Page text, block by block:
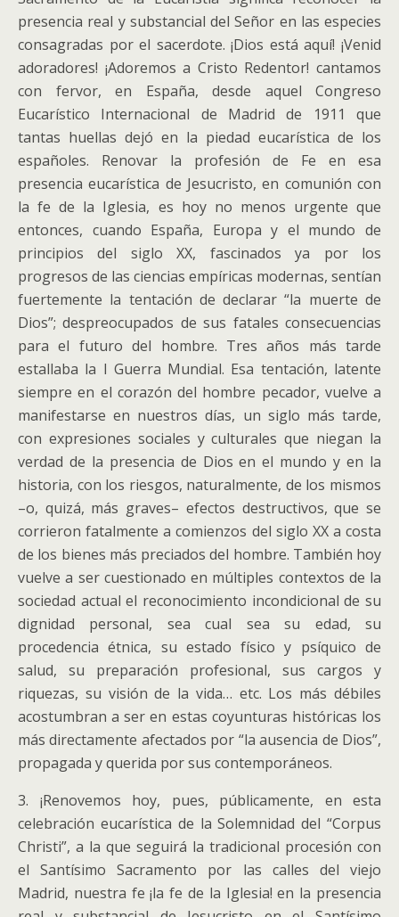
presencia real y substancial del Señor en las especies
consagradas por el sacerdote. ¡Dios está aquí! ¡Venid
adoradores! ¡Adoremos a Cristo Redentor! cantamos
con fervor, en España, desde aquel Congreso
Eucarístico Internacional de Madrid de 1911 que
tantas huellas dejó en la piedad eucarística de los
españoles. Renovar la profesión de Fe en esa
presencia eucarística de Jesucristo, en comunión con
la fe de la Iglesia, es hoy no menos urgente que
entonces, cuando España, Europa y el mundo de
principios del siglo XX, fascinados ya por los
progresos de las ciencias empíricas modernas, sentían
fuertemente la tentación de declarar “la muerte de
Dios”; despreocupados de sus fatales consecuencias
para el futuro del hombre. Tres años más tarde
estallaba la I Guerra Mundial. Esa tentación, latente
siempre en el corazón del hombre pecador, vuelve a
manifestarse en nuestros días, un siglo más tarde,
con expresiones sociales y culturales que niegan la
verdad de la presencia de Dios en el mundo y en la
historia, con los riesgos, naturalmente, de los mismos
–o, quizá, más graves– efectos destructivos, que se
corrieron fatalmente a comienzos del siglo XX a costa
de los bienes más preciados del hombre. También hoy
vuelve a ser cuestionado en múltiples contextos de la
sociedad actual el reconocimiento incondicional de su
dignidad personal, sea cual sea su edad, su
procedencia étnica, su estado físico y psíquico de
salud, su preparación profesional, sus cargos y
riquezas, su visión de la vida… etc. Los más débiles
acostumbran a ser en estas coyunturas históricas los
más directamente afectados por “la ausencia de Dios”,
propagada y querida por sus contemporáneos.
3. ¡Renovemos hoy, pues, públicamente, en esta
celebración eucarística de la Solemnidad del “Corpus
Christi”, a la que seguirá la tradicional procesión con
el Santísimo Sacramento por las calles del viejo
Madrid, nuestra fe ¡la fe de la Iglesia! en la presencia